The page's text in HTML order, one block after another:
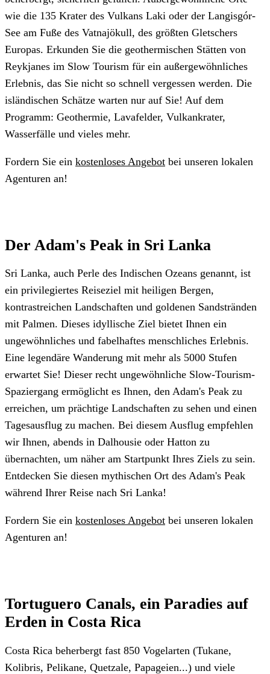
wie die 135 Krater des Vulkans Laki oder der Langisgór-
See am Fuße des Vatnajökull, des größten Gletschers
Europas. Erkunden Sie die geothermischen Stätten von
Reykjanes im Slow Tourism für ein außergewöhnliches
Erlebnis, das Sie nicht so schnell vergessen werden. Die
isländischen Schätze warten nur auf Sie! Auf dem
Programm: Geothermie, Lavafelder, Vulkankrater,
Wasserfälle und vieles mehr.
Fordern Sie ein kostenloses Angebot bei unseren lokalen
Agenturen an!
Der Adam's Peak in Sri Lanka
Sri Lanka, auch Perle des Indischen Ozeans genannt, ist
ein privilegiertes Reiseziel mit heiligen Bergen,
kontrastreichen Landschaften und goldenen Sandstränden
mit Palmen. Dieses idyllische Ziel bietet Ihnen ein
ungewöhnliches und fabelhaftes menschliches Erlebnis.
Eine legendäre Wanderung mit mehr als 5000 Stufen
erwartet Sie! Dieser recht ungewöhnliche Slow-Tourism-
Spaziergang ermöglicht es Ihnen, den Adam's Peak zu
erreichen, um prächtige Landschaften zu sehen und einen
Tagesausflug zu machen. Bei diesem Ausflug empfehlen
wir Ihnen, abends in Dalhousie oder Hatton zu
übernachten, um näher am Startpunkt Ihres Ziels zu sein.
Entdecken Sie diesen mythischen Ort des Adam's Peak
während Ihrer Reise nach Sri Lanka!
Fordern Sie ein kostenloses Angebot bei unseren lokalen
Agenturen an!
Tortuguero Canals, ein Paradies auf
Erden in Costa Rica
Costa Rica beherbergt fast 850 Vogelarten (Tukane,
Kolibris, Pelikane, Quetzale, Papageien...) und viele